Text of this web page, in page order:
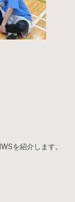
を紹介します。